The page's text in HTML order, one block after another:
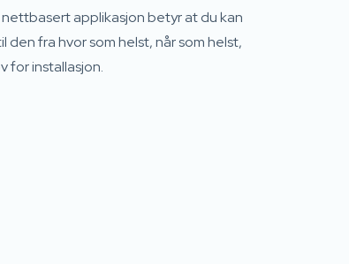
applikasjon betyr at du kan
den fra hvor som helst, når som helst,
for installasjon.